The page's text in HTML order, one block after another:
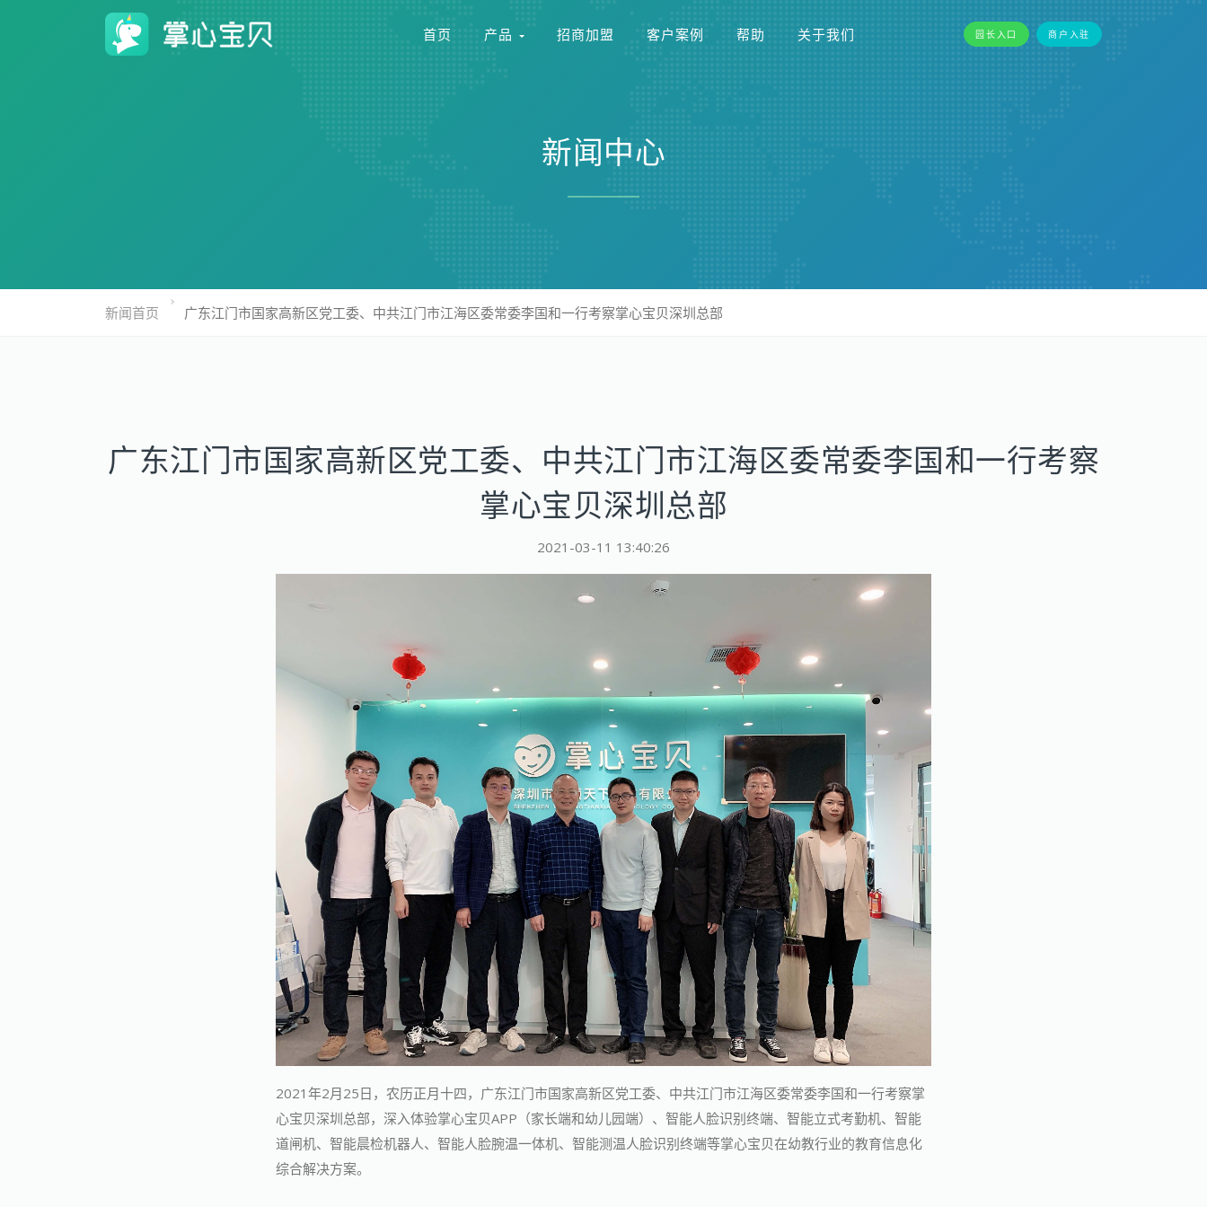
首页 产品 招商加盟 客户案例 帮助 关于我们 园长入口 商户入驻
新闻中心
新闻首页 广东江门市国家高新区党工委、中共江门市江海区委常委李国和一行考察掌心宝贝深圳总部
广东江门市国家高新区党工委、中共江门市江海区委常委李国和一行考察
掌心宝贝深圳总部
2021-03-11 13:40:26
2021年2月25日，农历正月十四，广东江门市国家高新区党工委、中共江门市江海区委常委李国和一行考察掌
心宝贝深圳总部，深入体验掌心宝贝APP（家长端和幼儿园端）、智能人脸识别终端、智能立式考勤机、智能
道闸机、智能晨检机器人、智能人脸腕温一体机、智能测温人脸识别终端等掌心宝贝在幼教行业的教育信息化
综合解决方案。